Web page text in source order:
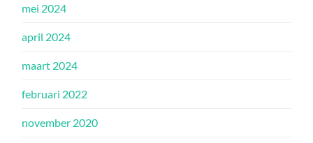
mei 2024
april 2024
maart 2024
februari 2022
november 2020